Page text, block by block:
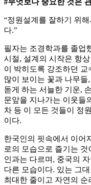
#무엇보다 중요한 것은
“정원설계를 잘하기 위
다.”
필자는 조경학과를 졸업
시절, 설계의 시작은 항
이 박히도록 강조하던 교
많이 보이는 꽃과 나무
돋게 하는 서늘한 기운,
문앞을 지나가는 이웃들
차 등 이 모든 것들이 정
이다.
한국인의 핏속에서 이어
로의 모습으로 즐기는
인과는 다르며, 중국의
다른 모습이다. 있는 그
최대한 줄이고 자연의